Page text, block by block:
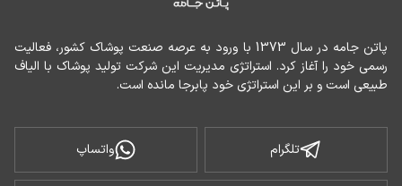
طبیعی است و بر این استراتژی خود پابرجا مانده است.
تلگرام واتساپ